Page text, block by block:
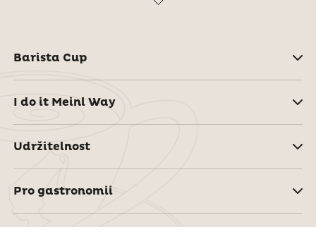
Barista Cup
I do it Meinl Way
Udržitelnost
Pro gastronomii